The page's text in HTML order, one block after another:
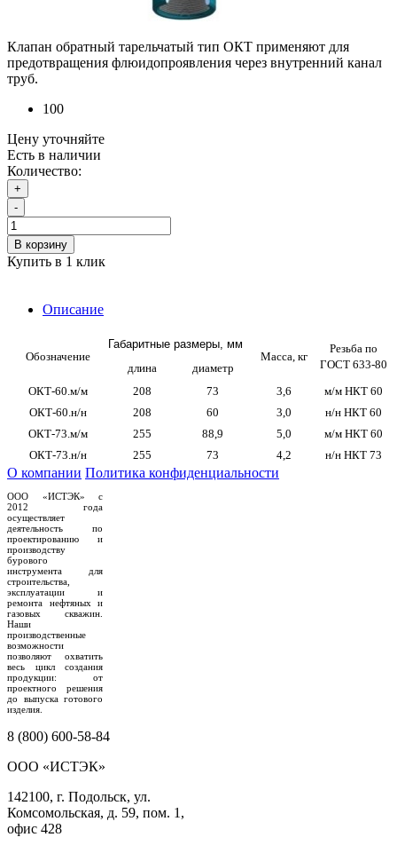
Клапан обратный тарельчатый тип ОКТ применяют для
предотвращения флюидопроявления через внутренний канал
труб.
100
Цену уточняйте
Есть в наличии
Количество:
+
-
В корзину
Купить в 1 клик
Описание
Обозначение
Габаритные размеры, мм
Масса, кг
Резьба по
ГОСТ 633-80
длина
диаметр
ОКТ-60.м/м
208 73 3,6
м/м НКТ 60
ОКТ-60.н/н
208 60 3,0
н/н НКТ 60
ОКТ-73.м/м
255 88,9 5,0
м/м НКТ 60
ОКТ-73.н/н
255 73 4,2 н/н НКТ 73
О компании Политика конфиденциальности
ООО «ИСТЭК» с
2012 года
осуществляет
деятельность по
проектированию и
производству
бурового
инструмента для
строительства,
эксплуатации и
ремонта нефтяных и
газовых скважин.
Наши
производственные
возможности
позволяют охватить
весь цикл создания
продукции: от
проектного решения
до выпуска готового
изделия.
8 (800) 600-58-84
ООО «ИСТЭК»
142100, г. Подольск, ул.
Комсомольская, д. 59, пом. 1,
офис 428